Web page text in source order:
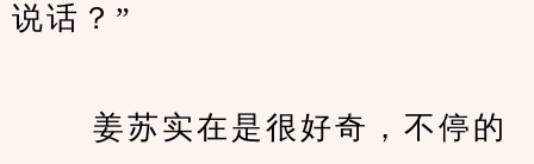
说话？”
姜苏实在是很好奇，不停的